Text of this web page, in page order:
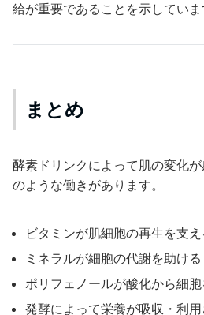
給が重要であることを示していま
まとめ
酵素ドリンクによって肌の変化
のような働きがあります。
ビタミンが肌細胞の再生を支え
ミネラルが細胞の代謝を助ける
ポリフェノールが酸化から細胞
発酵によって栄養が吸収・利